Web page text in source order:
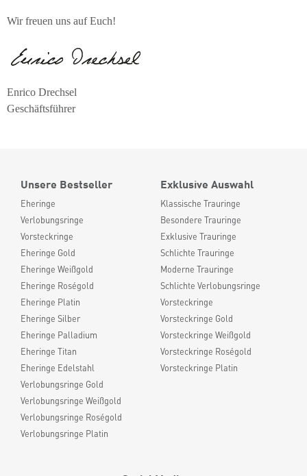
Wir freuen uns auf Euch!
Enrico Drechsel
Geschäftsführer
Unsere Bestseller
Eheringe
Verlobungsringe
Vorsteckringe
Eheringe Gold
Eheringe Weißgold
Eheringe Roségold
Eheringe Platin
Eheringe Silber
Eheringe Palladium
Eheringe Titan
Eheringe Edelstahl
Verlobungsringe Gold
Verlobungsringe Weißgold
Verlobungsringe Roségold
Verlobungsringe Platin
Exklusive Auswahl
Klassische Trauringe
Besondere Trauringe
Exklusive Trauringe
Schlichte Trauringe
Moderne Trauringe
Schlichte Verlobungsringe
Vorsteckringe
Vorsteckringe Gold
Vorsteckringe Weißgold
Vorsteckringe Roségold
Vorsteckringe Platin